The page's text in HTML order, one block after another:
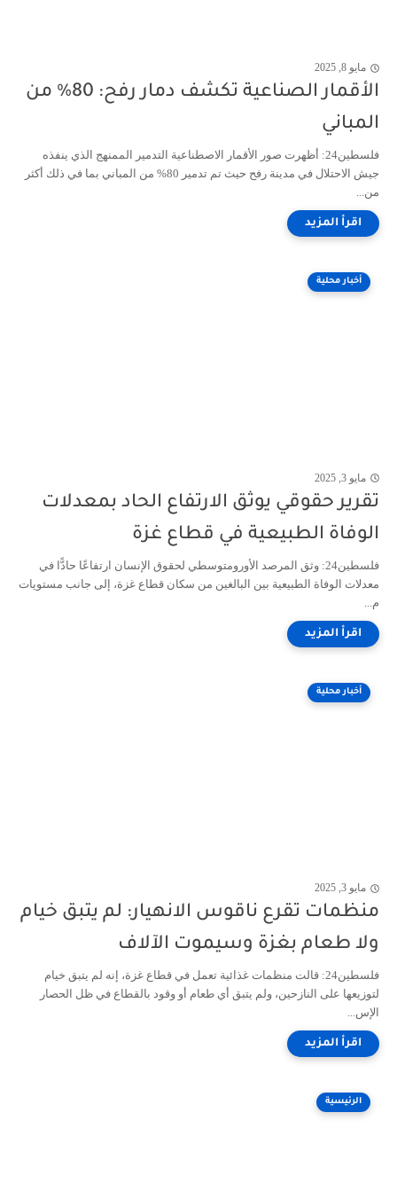
مايو 8, 2025
الأقمار الصناعية تكشف دمار رفح: 80% من
المباني
فلسطين24: أظهرت صور الأقمار الاصطناعية التدمير الممنهج الذي ينفذه
جيش الاحتلال في مدينة رفح حيث تم تدمير 80% من المباني بما في ذلك أكثر
من...
أخبار محلية
مايو 3, 2025
تقرير حقوقي يوثق الارتفاع الحاد بمعدلات
الوفاة الطبيعية في قطاع غزة
فلسطين24: وثق المرصد الأورومتوسطي لحقوق الإنسان ارتفاعًا حادًّا في
معدلات الوفاة الطبيعية بين البالغين من سكان قطاع غزة، إلى جانب مستويات
م...
أخبار محلية
مايو 3, 2025
منظمات تقرع ناقوس الانهيار: لم يتبق خيام
ولا طعام بغزة وسيموت الآلاف
فلسطين24: قالت منظمات غذائية تعمل في قطاع غزة، إنه لم يتبق خيام
لتوزيعها على النازحين، ولم يتبق أي طعام أو وقود بالقطاع في ظل الحصار
الإس...
الرئيسية